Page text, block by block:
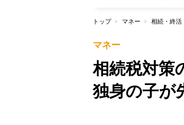
トップ マネー 相続・終活
マネー
相続税対策
独身の子が